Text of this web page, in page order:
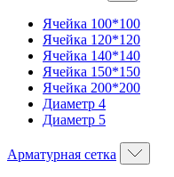
Ячейка 100*100
Ячейка 120*120
Ячейка 140*140
Ячейка 150*150
Ячейка 200*200
Диаметр 4
Диаметр 5
Арматурная сетка